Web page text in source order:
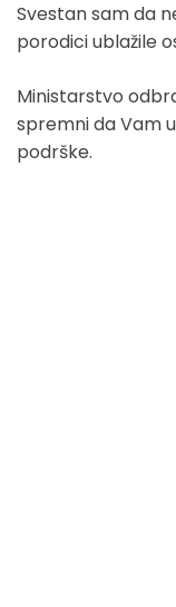
Svestan sam da
porodici ublažile
Ministarstvo
spremni da Vam
podrške.